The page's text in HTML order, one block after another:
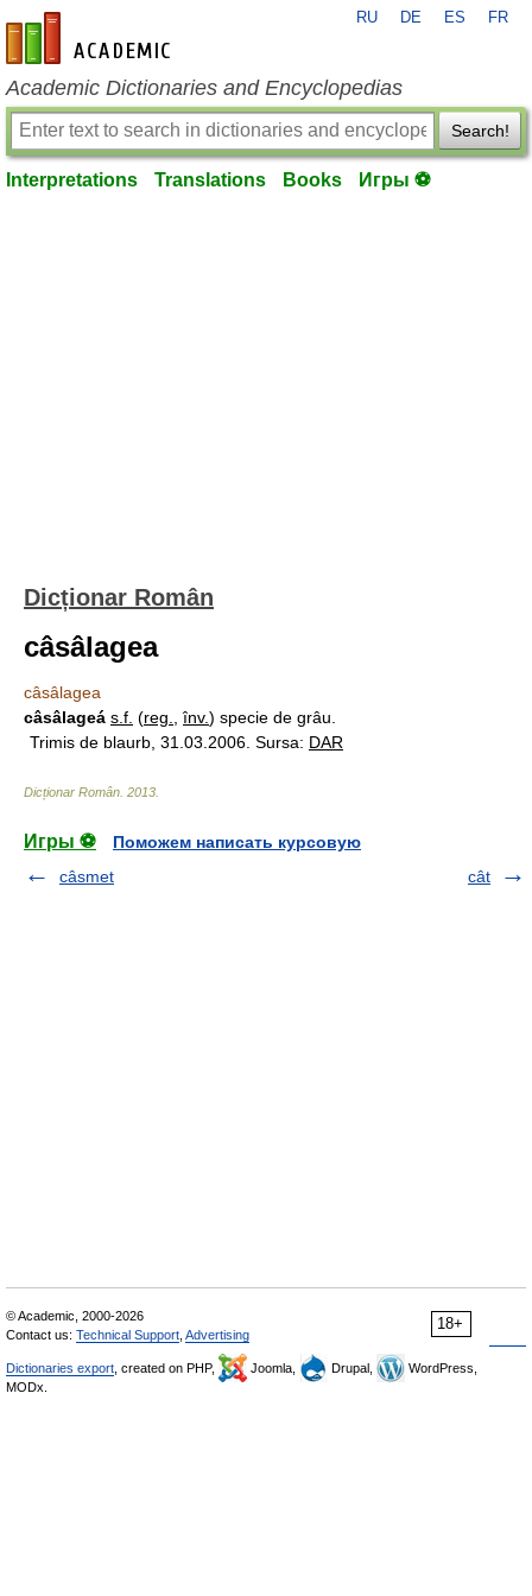
en-academic.com
RU DE ES FR
Academic Dictionaries and Encyclopedias
Search!
Interpretations Translations Books Игры ⚽
Dicționar Român
câsâlagea
câsâlagea
câsâlageá s.f. (reg. ,înv.) specie de grâu.
Trimis de blaurb, 31.03.2006. Sursa: DAR
Dicționar Român 2013
Игры ⚽
Поможем написать курсовую
câsmet
cât
18+
© Academic, 2000-2026
Contact us: Technical Support Advertising
Dictionaries export , created on PHP, Joomla, Drupal,
WordPress,
MODx.